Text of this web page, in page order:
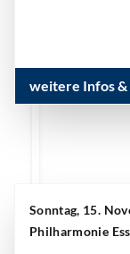
weitere Infos &
Sonntag, 15.
Philharmonie